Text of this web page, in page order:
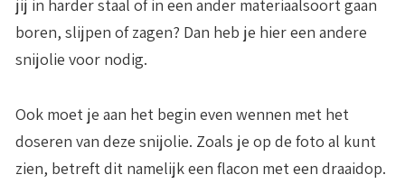
jij in harder staal of in een ander materiaalsoort gaan
boren, slijpen of zagen? Dan heb je hier een andere
snijolie voor nodig.
Ook moet je aan het begin even wennen met het
doseren van deze snijolie. Zoals je op de foto al kunt
zien, betreft dit namelijk een flacon met een draaidop.